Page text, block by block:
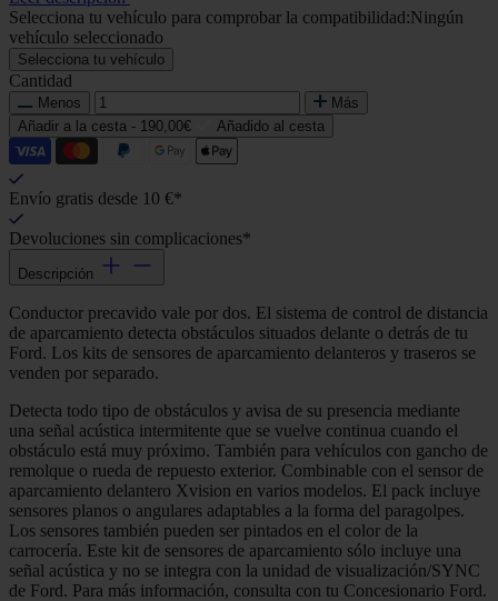
Selecciona tu vehículo para comprobar la compatibilidad:Ningún
vehículo seleccionado
Selecciona tu vehículo
Cantidad
Menos
Más
Añadir a la cesta - 190,00€ Añadido al cesta
Envío gratis desde 10 €*
Devoluciones sin complicaciones*
Descripción
Conductor precavido vale por dos. El sistema de control de distancia
de aparcamiento detecta obstáculos situados delante o detrás de tu
Ford. Los kits de sensores de aparcamiento delanteros y traseros se
venden por separado.
Detecta todo tipo de obstáculos y avisa de su presencia mediante
una señal acústica intermitente que se vuelve continua cuando el
obstáculo está muy próximo. También para vehículos con gancho de
remolque o rueda de repuesto exterior. Combinable con el sensor de
aparcamiento delantero Xvision en varios modelos. El pack incluye
sensores planos o angulares adaptables a la forma del paragolpes.
Los sensores también pueden ser pintados en el color de la
carrocería. Este kit de sensores de aparcamiento sólo incluye una
señal acústica y no se integra con la unidad de visualización/SYNC
de Ford. Para más información, consulta con tu Concesionario Ford.